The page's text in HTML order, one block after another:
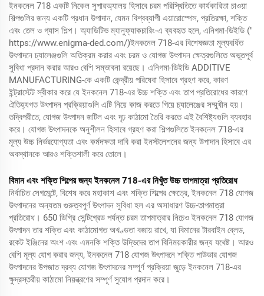
ইনকনেল 718 একটি নিকেল সুপারঅ্যালয় হিসাবে চরম পরিস্থিতিতে কার্যকারিতা চাওয়া
শিল্পগুলির জন্য একটি প্রধান উপাদান, যেমন বিশ্বব্যাপী এয়ারোস্পেস, প্রতিরক্ষা, শক্তি
এবং তেল ও গ্যাস শিল্প। অ্যাডিটিভ ম্যানুফ্যাকচারিং-এ ব্যবহৃত হলে, এনিগমা-ডিইডি ("
https://www.enigma-ded.com/)ইনকনেল 718-এর বিশেষজ্ঞতা মূল্যবর্ধিত
উৎপাদনে চ্যালেঞ্জগুলি অতিক্রম করার এবং চরম ও যোগজ উৎপাদন ক্ষেত্রগুলিতে অভূতপূর্ব
সুবিধা প্রদান করার আরও বেশি সম্ভাবনা রয়েছে। এনিগমা-ডিইডি ADDITIVE
MANUFACTURING-কে একটি কেন্দ্রীয় পরিষেবা হিসাবে গ্রহণ করে, কারণ
ইন্ট্রাস্টেট স্বীকার করে যে ইনকনেল 718-এর উচ্চ শক্তি এবং তাপ প্রতিরোধের কারণে
ঐতিহ্যগত উৎপাদন প্রক্রিয়াগুলি এটি নিয়ে কাজ করতে গিয়ে চ্যালেঞ্জের সম্মুখীন হয়।
তদ্বিপরীতে, যোগজ উৎপাদন জটিল এবং দৃঢ় কাঠামো তৈরি করতে এই বৈশিষ্ট্যগুলি ব্যবহার
করে। যোগজ উৎপাদনকে অনুশীলন হিসাবে গ্রহণ করা শিল্পগুলিতে ইনকনেল 718-এর
মূল্য উচ্চ নির্ভরযোগ্যতা এবং কর্মদক্ষতা দাবি করা ইনস্টলেশনের জন্য উপাদান হিসাবে এর
অবস্থানকে আরও শক্তিশালী করে তোলে।
বিমান এবং শক্তি শিল্পের জন্য ইনকনেল 718-এর নিখুঁত উচ্চ তাপমাত্রা প্রতিরোধ
নির্বাচিত সেগমেন্টে, বিশেষ করে মহাকাশ এবং শক্তি শিল্পের ক্ষেত্রে, ইনকনেল 718 যোগজ
উৎপাদনের অন্যতম গুরুত্বপূর্ণ উৎপাদন সুবিধা হল এর অসাধারণ উচ্চ-তাপমাত্রা
প্রতিরোধ। 650 ডিগ্রি সেন্টিগ্রেড পর্যন্ত চরম তাপমাত্রার নিচেও ইনকনেল 718 যোগজ
উৎপাদন তার শক্তি এবং কাঠামোগত অখণ্ডতা বজায় রাখে, যা বিমানের টারবাইন ব্লেড,
রকেট ইঞ্জিনের অংশ এবং এমনকি শক্তি উদ্ভিদের তাপ বিনিময়কারীর জন্য যথেষ্ট। আরও
বেশি মূল্য যোগ করার জন্য, ইনকনেল 718 যোগজ উৎপাদনে শক্তি পাউডার যোগজ
উৎপাদনের উপজাত দ্রব্য যোগজ উৎপাদনের সম্পূর্ণ প্রক্রিয়া জুড়ে ইনকনেল 718-এর
ক্ষুদ্রস্তরীয় কাঠামো নিয়ন্ত্রণের সম্পূর্ণ সুযোগ প্রদান করে।